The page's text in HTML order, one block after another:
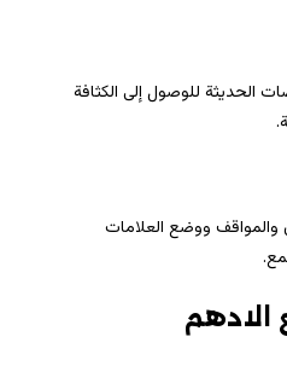
الحديثة للوصول إلى الكثافة
والمواقف ووضع العلامات
الادهم